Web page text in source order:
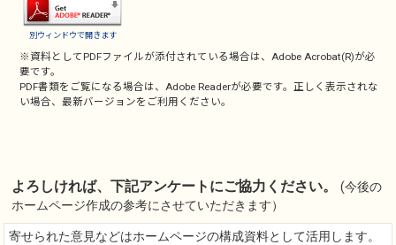
別ウィンドウで開きます
※資料としてPDFファイルが添付されている場合は、Adobe Acrobat(R)が必
要です。
PDF書類をご覧になる場合は、Adobe Readerが必要です。正しく表示されな
い場合、最新バージョンをご利用ください。